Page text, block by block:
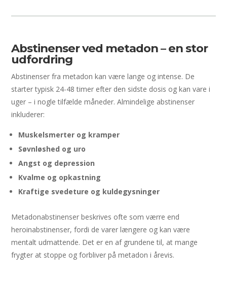
Abstinenser ved metadon – en stor
udfordring
Abstinenser fra metadon kan være lange og intense. De
starter typisk 24-48 timer efter den sidste dosis og kan vare i
uger – i nogle tilfælde måneder. Almindelige abstinenser
inkluderer:
Muskelsmerter og kramper
Søvnløshed og uro
Angst og depression
Kvalme og opkastning
Kraftige svedeture og kuldegysninger
Metadonabstinenser beskrives ofte som værre end
heroinabstinenser, fordi de varer længere og kan være
mentalt udmattende. Det er en af grundene til, at mange
frygter at stoppe og forbliver på metadon i årevis.